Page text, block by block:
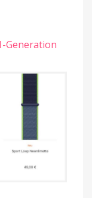
Generation